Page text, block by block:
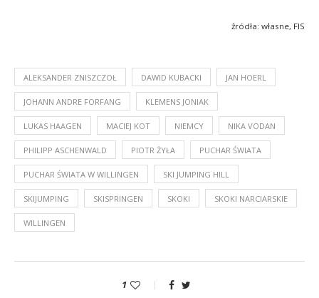
źródła: własne, FIS
ALEKSANDER ZNISZCZOŁ DAWID KUBACKI JAN HOERL
JOHANN ANDRE FORFANG KLEMENS JONIAK
LUKAS HAAGEN MACIEJ KOT NIEMCY NIKA VODAN
PHILIPP ASCHENWALD PIOTR ŻYŁA PUCHAR ŚWIATA
PUCHAR ŚWIATA W WILLINGEN SKI JUMPING HILL
SKIJUMPING SKISPRINGEN SKOKI SKOKI NARCIARSKIE
WILLINGEN
1